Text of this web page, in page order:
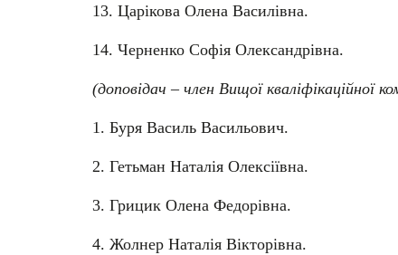
13. Царікова Олена Василівна.
14. Черненко Софія Олександрівна.
(доповідач – член Вищої кваліфікаційної
1. Буря Василь Васильович.
2. Гетьман Наталія Олексіївна.
3. Грицик Олена Федорівна.
4. Жолнер Наталія Вікторівна.